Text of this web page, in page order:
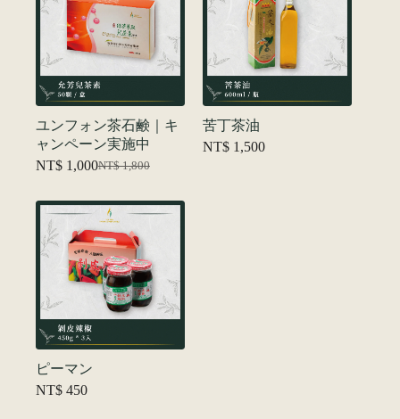
ユンフォン茶石鹸｜キ
ャンペーン実施中
NT$1,800
元
格
は
NT$ 1,800
で
し
た。
NT$ 1,000現
価
格
は
NT$ 1,000
で
す。
苦丁茶油
NT$ 1,500
ピーマン
NT$ 450